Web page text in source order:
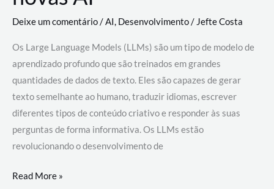
Deixe um comentário/AI, Desenvolvimento/ Jefte Costa
Os Large Language Models (LLMs) são um tipo de modelo de
aprendizado profundo que são treinados em grandes
quantidades de dados de texto. Eles são capazes de gerar
texto semelhante ao humano, traduzir idiomas, escrever
diferentes tipos de conteúdo criativo e responder às suas
perguntas de forma informativa. Os LLMs estão
revolucionando o desenvolvimento de
Large
Read More »